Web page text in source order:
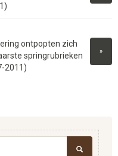
»
ontpopten zich
springrubrieken
2011)